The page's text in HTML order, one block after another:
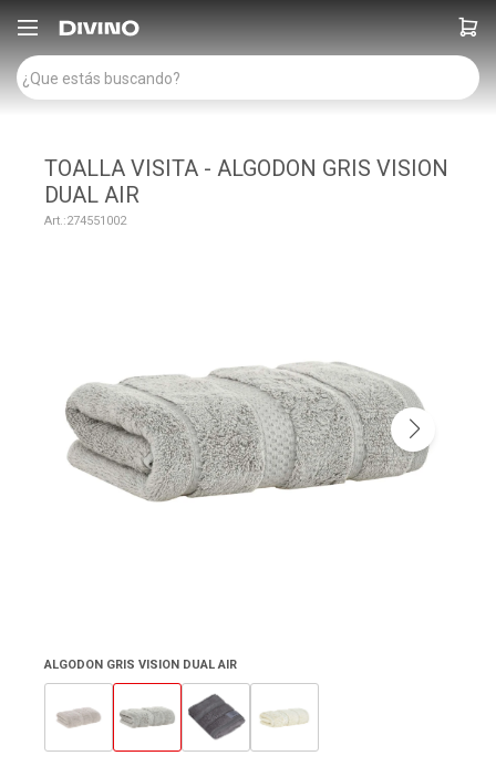

TOALLA VISITA - ALGODON GRIS VISION
DUAL AIR
274551002
ALGODON GRIS VISION DUAL AIR